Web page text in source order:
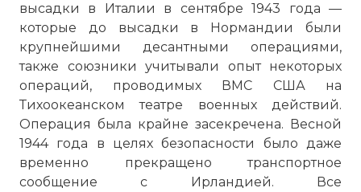
высадки в Италии в сентябре 1943 года —
которые до высадки в Нормандии были
крупнейшими десантными операциями,
также союзники учитывали опыт некоторых
операций, проводимых ВМС США на
Тихоокеанском театре военных действий.
Операция была крайне засекречена. Весной
1944 года в целях безопасности было даже
временно прекращено транспортное
сообщение с Ирландией. Все